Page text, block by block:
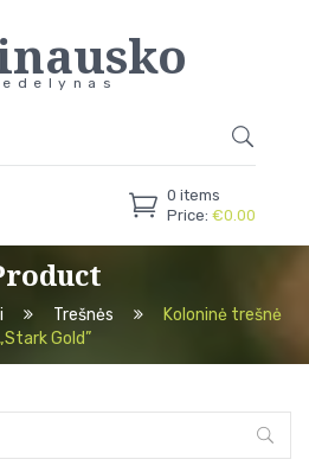
0 items
Price: €0.00
Trešnės
Koloninė trešnė
„Stark Gold”